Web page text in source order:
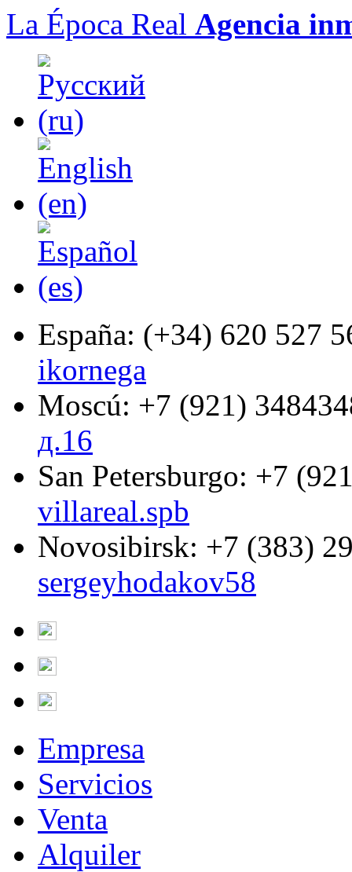
La Época Real Agencia
España: (+34) 620 527
ikornega
Moscú: +7 (921)
д.16
San Petersburgo: +7
villareal.spb
Novosibirsk: +7 (383)
sergeyhodakov58
Empresa
Servicios
Venta
Alquiler